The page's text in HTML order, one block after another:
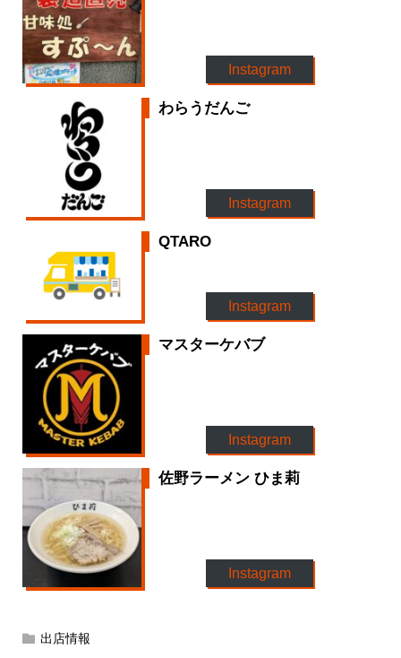
Instagram
わらうだんご
Instagram
QTARO
Instagram
マスターケバブ
Instagram
佐野ラーメン ひま莉
Instagram
出店情報